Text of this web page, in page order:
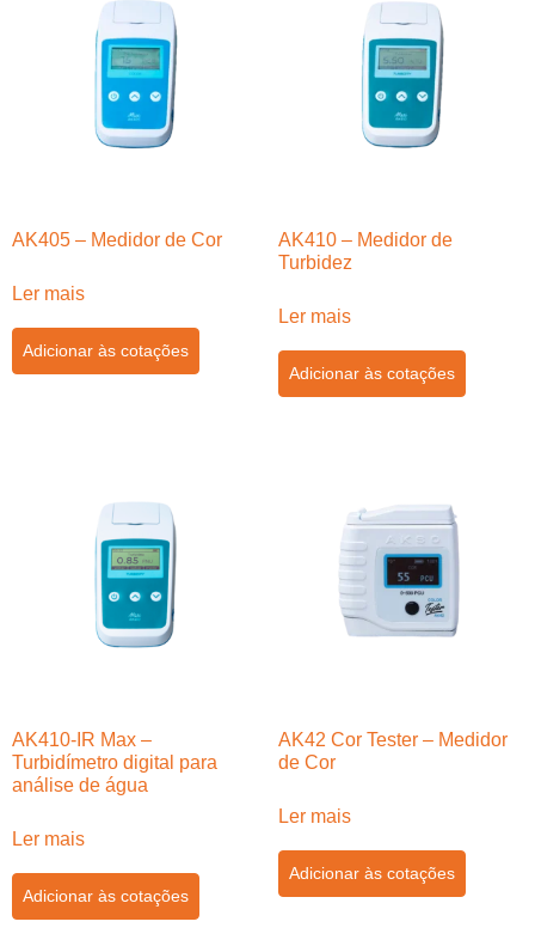
AK405 – Medidor de Cor
Ler mais
Adicionar às cotações
AK410 – Medidor de
Turbidez
Ler mais
Adicionar às cotações
AK410-IR Max –
Turbidímetro digital para
análise de água
Ler mais
Adicionar às cotações
AK42 Cor Tester – Medidor
de Cor
Ler mais
Adicionar às cotações